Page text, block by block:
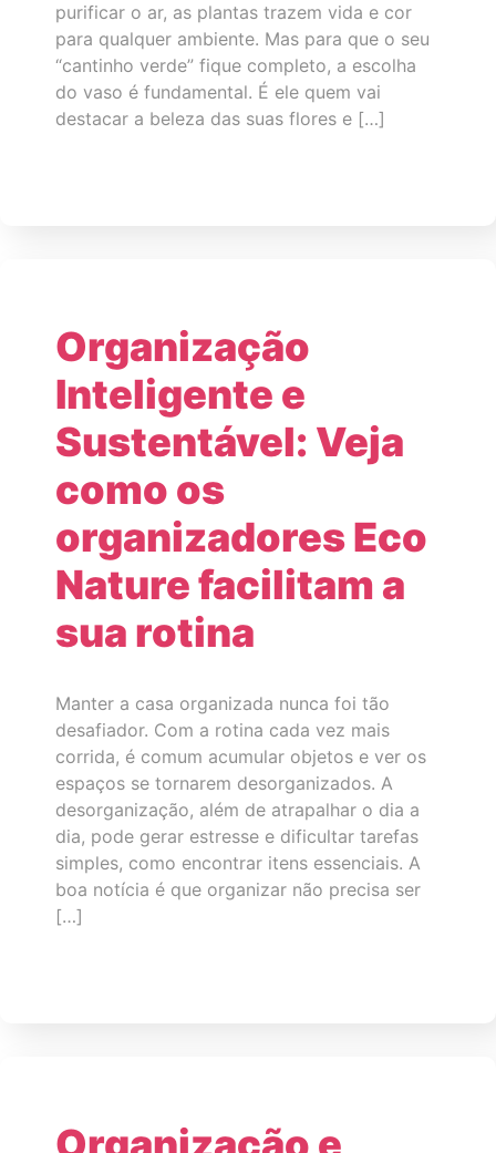
purificar o ar, as plantas trazem vida e cor
para qualquer ambiente. Mas para que o seu
“cantinho verde” fique completo, a escolha
do vaso é fundamental. É ele quem vai
destacar a beleza das suas flores e […]
Organização
Inteligente e
Sustentável: Veja
como os
organizadores Eco
Nature facilitam a
sua rotina
Manter a casa organizada nunca foi tão
desafiador. Com a rotina cada vez mais
corrida, é comum acumular objetos e ver os
espaços se tornarem desorganizados. A
desorganização, além de atrapalhar o dia a
dia, pode gerar estresse e dificultar tarefas
simples, como encontrar itens essenciais. A
boa notícia é que organizar não precisa ser
[…]